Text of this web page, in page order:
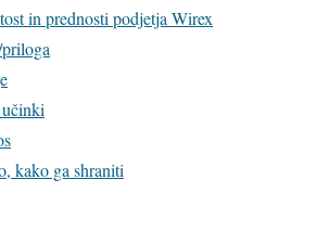
in prednosti podjetja Wirex
kako ga shraniti